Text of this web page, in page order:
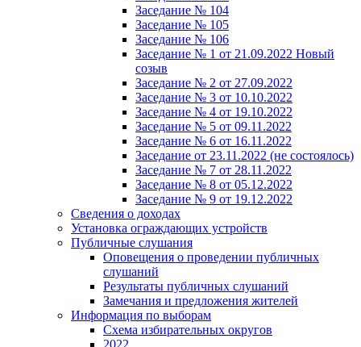
Заседание № 104
Заседание № 105
Заседание № 106
Заседание № 1 от 21.09.2022 Новый
созыв
Заседание № 2 от 27.09.2022
Заседание № 3 от 10.10.2022
Заседание № 4 от 19.10.2022
Заседание № 5 от 09.11.2022
Заседание № 6 от 16.11.2022
Заседание от 23.11.2022 (не состоялось)
Заседание № 7 от 28.11.2022
Заседание № 8 от 05.12.2022
Заседание № 9 от 19.12.2022
Сведения о доходах
Установка ограждающих устройств
Публичные слушания
Оповещения о проведении публичных
слушаний
Результаты публичных слушаний
Замечания и предложения жителей
Информация по выборам
Схема избирательных округов
2022